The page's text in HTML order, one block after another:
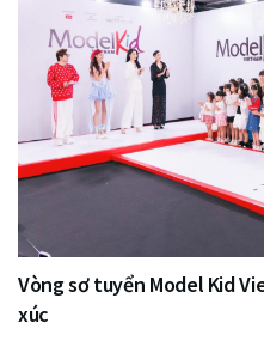
Vòng sơ tuyển Model Kid
xúc